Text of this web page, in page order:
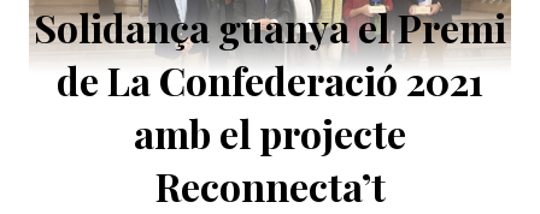
Solidança guanya el Premi
de La Confederació 2021
amb el projecte
Reconnecta’t